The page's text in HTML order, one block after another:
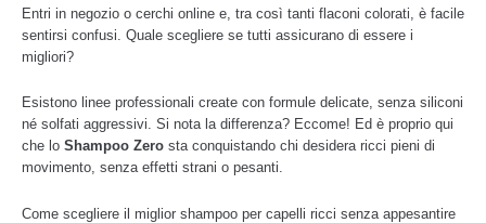
Entri in negozio o cerchi online e, tra così tanti flaconi colorati, è facile
sentirsi confusi. Quale scegliere se tutti assicurano di essere i
migliori?
Esistono linee professionali create con formule delicate, senza siliconi
né solfati aggressivi. Si nota la differenza? Eccome! Ed è proprio qui
che lo Shampoo Zero sta conquistando chi desidera ricci pieni di
movimento, senza effetti strani o pesanti.
Come scegliere il miglior shampoo per capelli ricci senza appesantire